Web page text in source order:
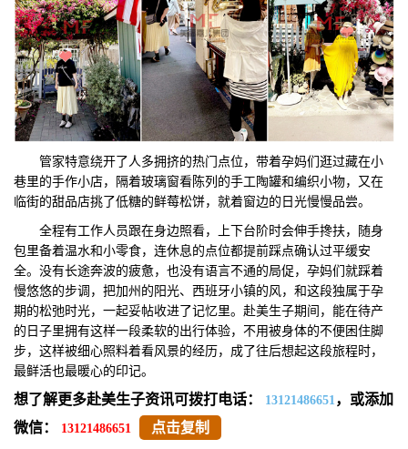
管家特意绕开了人多拥挤的热门点位，带着孕妈们逛过藏在小
巷里的手作小店，隔着玻璃窗看陈列的手工陶罐和编织小物，又在
临街的甜品店挑了低糖的鲜莓松饼，就着窗边的日光慢慢品尝。
全程有工作人员跟在身边照看，上下台阶时会伸手搀扶，随身
包里备着温水和小零食，连休息的点位都提前踩点确认过平缓安
全。没有长途奔波的疲惫，也没有语言不通的局促，孕妈们就踩着
慢悠悠的步调，把加州的阳光、西班牙小镇的风，和这段独属于孕
期的松弛时光，一起妥帖收进了记忆里。赴美生子期间，能在待产
的日子里拥有这样一段柔软的出行体验，不用被身体的不便困住脚
步，这样被细心照料着看风景的经历，成了往后想起这段旅程时，
最鲜活也最暖心的印记。
想了解更多赴美生子资讯可拨打电话： 13121486651，或添加
微信：
13121486651 点击复制